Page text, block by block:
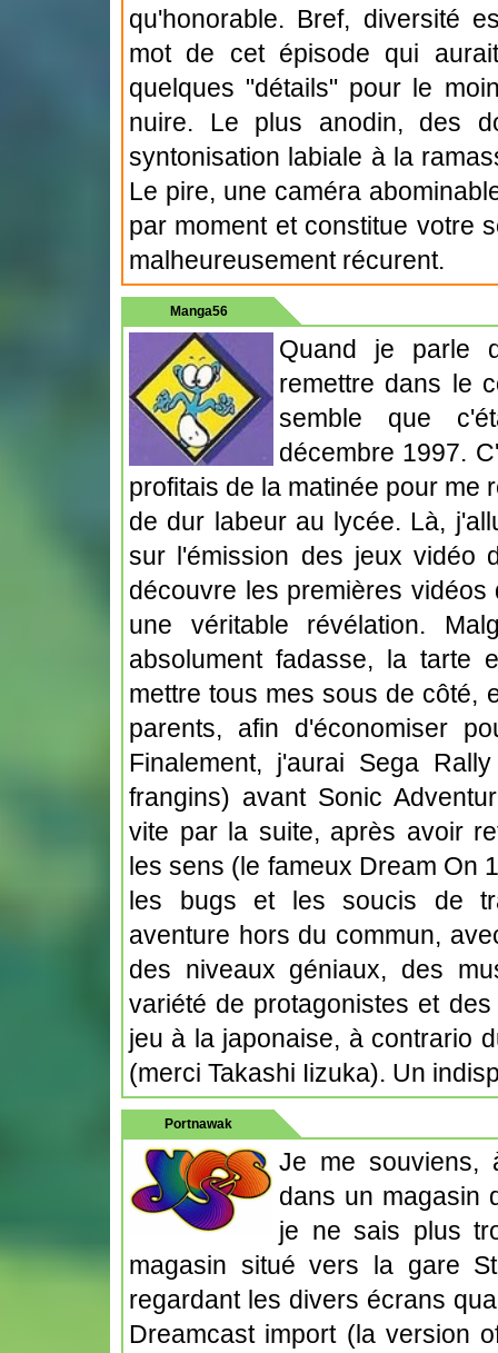
qu'honorable. Bref, diversité
mot de cet épisode qui
quelques "détails" pour le
nuire. Le plus anodin, des
syntonisation labiale à la
Le pire, une caméra
par moment et constitue votre
malheureusement récurent.
Manga56
Quand je parle
remettre dans le
semble que
décembre 1997.
profitais de la matinée pour me
de dur labeur au lycée. Là,
sur l'émission des jeux vidéo
découvre les premières vidéos
une véritable révélation.
absolument fadasse, la tarte
mettre tous mes sous de côté,
parents, afin d'économiser
Finalement, j'aurai Sega
frangins) avant Sonic
vite par la suite, après avoir
les sens (le fameux Dream On
les bugs et les soucis de
aventure hors du commun,
des niveaux géniaux, des
variété de protagonistes et
jeu à la japonaise, à contrario
(merci Takashi Iizuka). Un
Portnawak
Je me souviens,
dans un magasin
je ne sais plus
magasin situé vers la gare
regardant les divers écrans
Dreamcast import (la version